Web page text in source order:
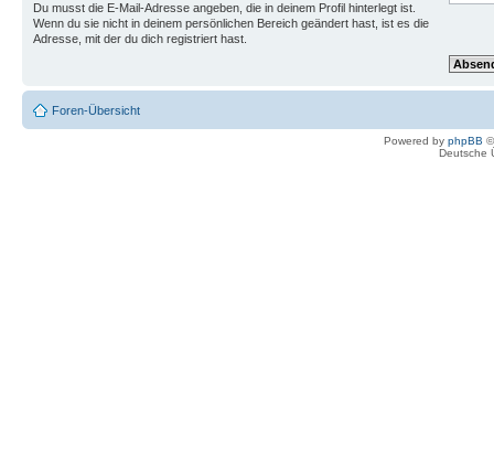
Du musst die E-Mail-Adresse angeben, die in deinem Profil hinterlegt ist.
Wenn du sie nicht in deinem persönlichen Bereich geändert hast, ist es die
Adresse, mit der du dich registriert hast.
Foren-Übersicht
Powered by phpBB
Deutsche